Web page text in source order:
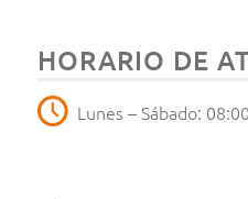
HORARIO DE
Lunes – Sábado: